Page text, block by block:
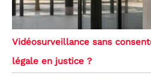
Vidéosurveillance sans
légale en justice ?